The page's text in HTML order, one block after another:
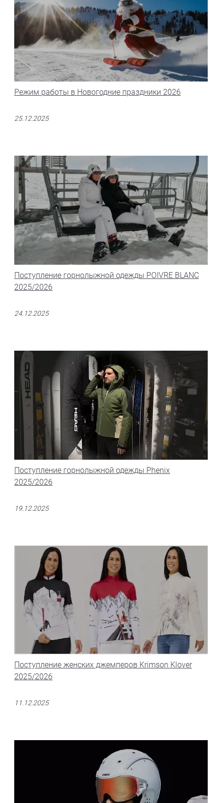
Режим работы в Новогодние праздники 2026
25.12.2025
Поступление горнолыжной одежды POIVRE BLANC
2025/2026
24.12.2025
Поступление горнолыжной одежды Phenix
2025/2026
19.12.2025
Поступление женских джемперов Krimson Klover
2025/2026
11.12.2025